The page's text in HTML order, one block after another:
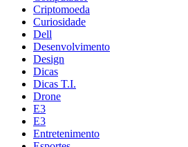
Criptomoeda
Curiosidade
Dell
Desenvolvimento
Design
Dicas
Dicas T.I.
Drone
E3
E3
Entretenimento